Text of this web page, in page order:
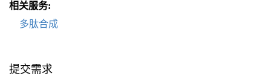
相关服务:
多肽合成
提交需求